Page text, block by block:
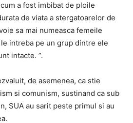
a fost imbibat de ploile
de viata a stergatoarelor de
sa mai numeasca femeile
intreba pe un grup dintre ele
intacte. ”.
de asemenea, ca stie
si comunism, sustinand ca sub
SUA au sarit peste primul si au